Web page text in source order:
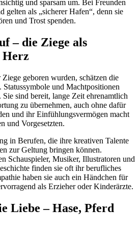
und sparsam um. Bei Freunden
gelten als „sicherer Hafen“, denn sie
und Trost spenden.
– die Ziege als
Herz
geboren wurden, schätzen die
Statussymbole und Machtpositionen
sind bereit, lange Zeit ehrenamtlich
zu übernehmen, auch ohne dafür
und ihr Einfühlungsvermögen macht
und Vorgesetzten.
in Berufen, die ihre kreativen Talente
zur Geltung bringen können.
Schauspieler, Musiker, Illustratoren und
finden sie oft ihr berufliches
haben sie auch ein Händchen für
als Erzieher oder Kinderärzte.
Liebe – Hase, Pferd